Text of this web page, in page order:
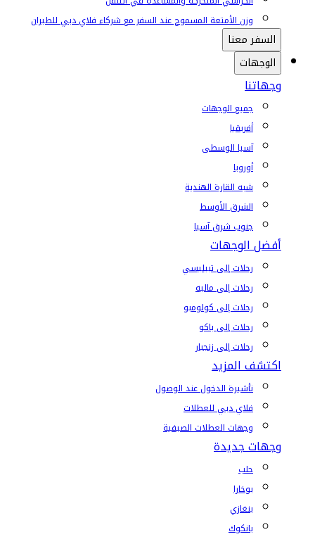
وزن الأمتعة المسموح عند السفر مع شركاء فلاي دبي للطيران
السفر معنا
الوجهات
وجهاتنا
جميع الوجهات
أفريقيا
آسيا الوسطى
أوروبا
شبه القارة الهندية
الشرق الأوسط
جنوب شرق آسيا
أفضل الوجهات
رحلات إلى تبيليسي
رحلات إلى ماليه
رحلات إلى كولومبو
رحلات إلى باكو
رحلات إلى زنجبار
اكتشف المزيد
تأشيرة الدخول عند الوصول
فلاي دبي للعطلات
وجهات العطلات الصيفية
وجهات جديدة
حلب
بوخارا
بنغازي
بانكوك